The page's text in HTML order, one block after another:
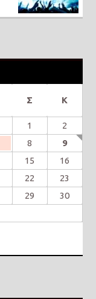
Σ Κ
1
2
8
9
15
16
22
23
29
30